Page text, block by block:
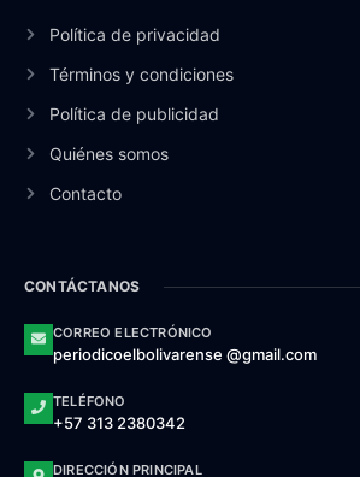
Política de privacidad
Términos y condiciones
Política de publicidad
Quiénes somos
Contacto
CONTÁCTANOS
CORREO ELECTRÓNICO
periodicoelbolivarense @gmail.com
TELÉFONO
+57 313 2380342
DIRECCIÓN PRINCIPAL